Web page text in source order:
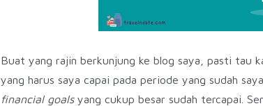
Buat yang rajin berkunjung ke blog saya, pasti tau
yang harus saya capai pada periode yang sudah
financial goalsyang cukup besar sudah tercapai.